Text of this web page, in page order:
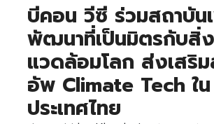
บีคอน วีซี ร่วมสถาบัน
พัฒนาที่เป็นมิตรกับสิ่ง
แวดล้อมโลก ส่งเสริ
อัพ Climate Tech ใน
ประเทศไทย